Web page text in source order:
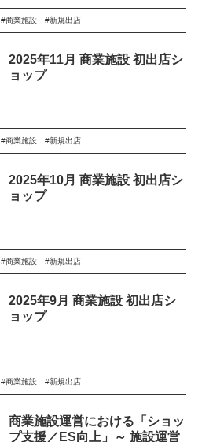
#商業施設 #新規出店
2025年11月 商業施設 初出店シ
ョップ
#商業施設 #新規出店
2025年10月 商業施設 初出店シ
ョップ
#商業施設 #新規出店
2025年9月 商業施設 初出店シ
ョップ
#商業施設 #新規出店
商業施設運営における「ショッ
プ支援／ES向上」～ 施設運営